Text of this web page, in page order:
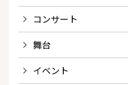
コンサート
舞台
イベント